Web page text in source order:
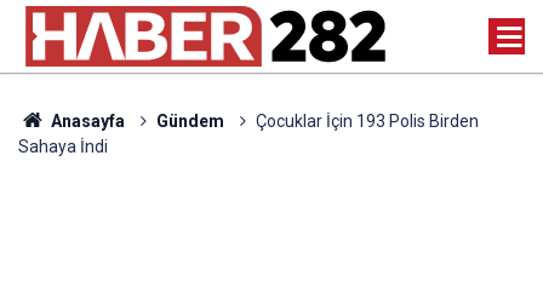
Anasayfa Gündem
Çocuklar İçin 193 Polis Birden
Sahaya İndi